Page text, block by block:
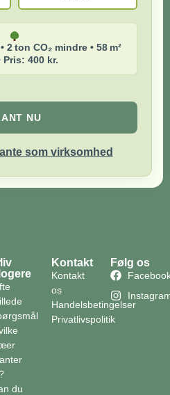
ton CO₂ mindre • 58 m²
Pris: 400 kr.
NU
som virksomhed
du
Kontakt
Kontakt
os
Handelsbetingelser
Privatlivspolitik
Følg os